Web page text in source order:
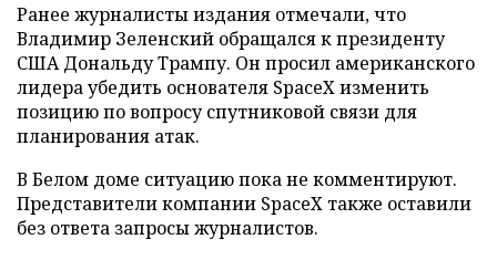
Ранее журналисты издания отмечали, что
Владимир Зеленский обращался к президенту
США Дональду Трампу. Он просил американского
лидера убедить основателя SpaceX изменить
позицию по вопросу спутниковой связи для
планирования атак.
В Белом доме ситуацию пока не комментируют.
Представители компании SpaceX также оставили
без ответа запросы журналистов.